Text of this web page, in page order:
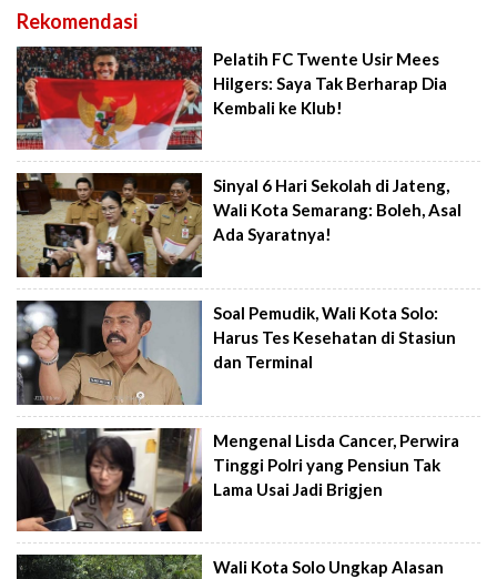
Rekomendasi
Pelatih FC Twente Usir Mees
Hilgers: Saya Tak Berharap Dia
Kembali ke Klub!
Sinyal 6 Hari Sekolah di Jateng,
Wali Kota Semarang: Boleh, Asal
Ada Syaratnya!
Soal Pemudik, Wali Kota Solo:
Harus Tes Kesehatan di Stasiun
dan Terminal
Mengenal Lisda Cancer, Perwira
Tinggi Polri yang Pensiun Tak
Lama Usai Jadi Brigjen
Wali Kota Solo Ungkap Alasan